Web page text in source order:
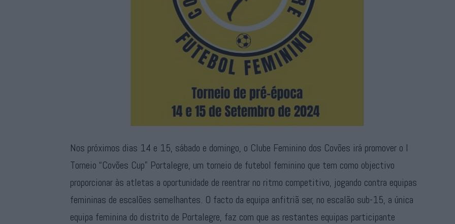
Nos próximos dias 14 e 15, sábado e domingo, o Clube Feminino dos Covões irá promover o I
Torneio “Covões Cup” Portalegre, um torneio de futebol feminino que tem como objectivo
proporcionar às atletas a oportunidade de reentrar no ritmo competitivo, jogando contra equipas
femininas de escalões semelhantes. O facto da equipa anfitriã ser, no escalão sub-15, a única
equipa feminina do distrito de Portalegre, faz com que as restantes equipas participante